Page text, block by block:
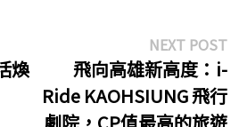
煥
NEXT POST
飛向高雄新高度：i-
Ride KAOHSIUNG 飛行
劇院，CP值最高的旅遊